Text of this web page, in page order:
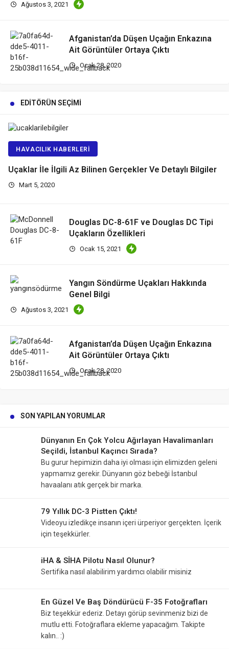
Ağustos 3, 2021
Afganistan’da Düşen Uçağın Enkazına
Ait Görüntüler Ortaya Çıktı
Ocak 28, 2020
EDITÖRÜN SEÇIMI
HAVACILIK HABERLERI
Uçaklar İle İlgili Az Bilinen Gerçekler Ve Detaylı Bilgiler
Mart 5, 2020
Douglas DC-8-61F ve Douglas DC Tipi
Uçakların Özellikleri
Ocak 15, 2021
Yangın Söndürme Uçakları Hakkında
Genel Bilgi
Ağustos 3, 2021
Afganistan’da Düşen Uçağın Enkazına
Ait Görüntüler Ortaya Çıktı
Ocak 28, 2020
SON YAPILAN YORUMLAR
Dünyanın En Çok Yolcu Ağırlayan Havalimanları
Seçildi, İstanbul Kaçıncı Sırada?
Bu gurur hepimizin daha iyi olması için elimizden geleni
yapmamız gerekir. Dünyanın göz bebeği İstanbul
havaalanı atık gerçek bir marka.
79 Yıllık DC-3 Pistten Çıktı!
Videoyu izledikçe insanın içeri ürperiyor gerçekten. İçerik
için teşekkürler.
iHA & SİHA Pilotu Nasıl Olunur?
Sertifika nasıl alabilirim yardımcı olabilir misiniz
En Güzel Ve Baş Döndürücü F-35 Fotoğrafları
Biz teşekkür ederiz. Detayı görüp sevinmeniz bizi de
mutlu etti. Fotoğraflara ekleme yapacağım. Takipte
kalın.. :)